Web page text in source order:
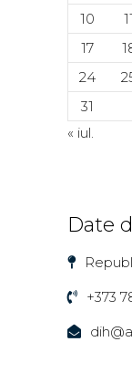
10
11
17
24
31
« iul.
Date
+373